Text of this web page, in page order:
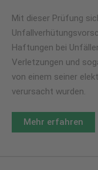
Mit dieser Prüfung
Haftungen bei
Verletzungen und
von einem seiner
verursacht wurden.
Mehr erfahren